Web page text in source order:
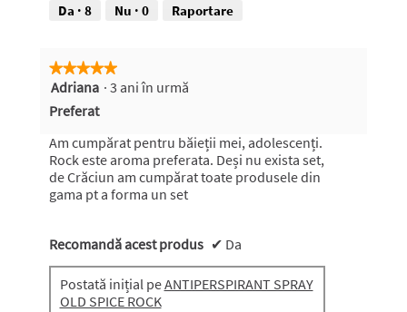
Da · 8 Nu · 0 Raportare
★★★★★
★★★★★
5
5
stele.
Adriana · 3 ani în urmă
Preferat
Am cumpărat pentru băieții mei, adolescenți.
Rock este aroma preferata. Deși nu exista set,
de Crăciun am cumpărat toate produsele din
gama pt a forma un set
Recomandă acest produs ✔ Da
Postată inițial peANTIPERSPIRANT SPRAY
OLD SPICE ROCK